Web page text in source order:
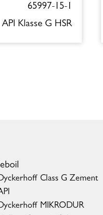
65997-15-1
API Klasse G HSR
Class G Zement
MIKRODUR